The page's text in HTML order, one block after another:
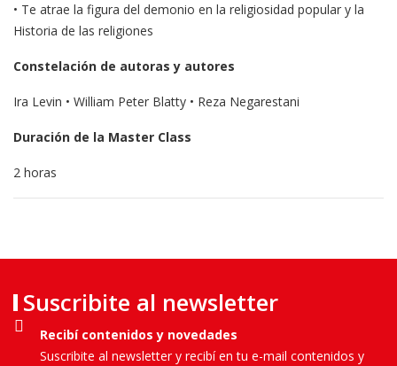
• Te atrae la figura del demonio en la religiosidad popular y la
Historia de las religiones
Constelación de autoras y autores
Ira Levin • William Peter Blatty • Reza Negarestani
Duración de la Master Class
2 horas
Suscribite al newsletter
Recibí contenidos y novedades
Suscribite al newsletter y recibí en tu e-mail contenidos y